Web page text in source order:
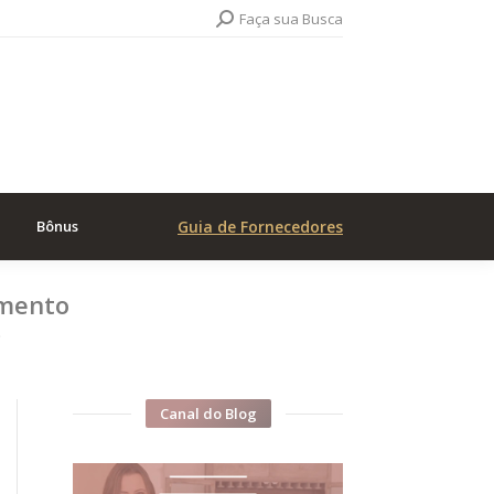
Search:Faça sua Busca
Bônus Guia de Fornecedores
Canal do Blog